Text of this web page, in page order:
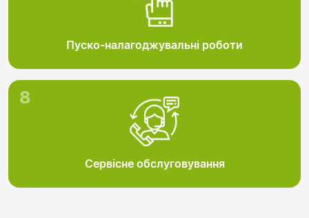
Пуско-налагоджувальні роботи
8
Сервісне обслуговування